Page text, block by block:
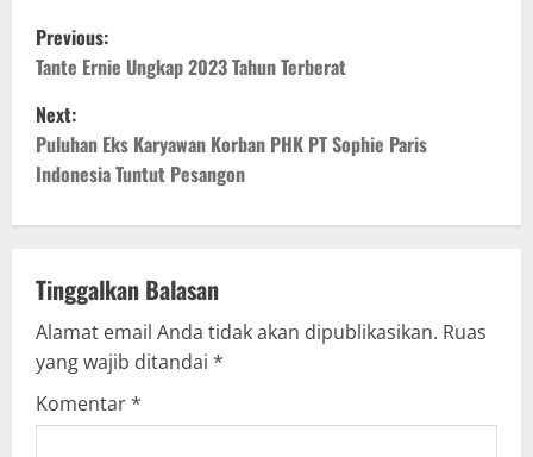
P
o
s
t
n
a
v
i
g
Previous:
Tante Ernie Ungkap 2023 Tahun Terberat
Next:
Puluhan Eks Karyawan Korban PHK PT Sophie Paris
Indonesia Tuntut Pesangon
Tinggalkan Balasan
Alamat email Anda tidak akan dipublikasikan. Ruas
yang wajib ditandai *
Komentar*